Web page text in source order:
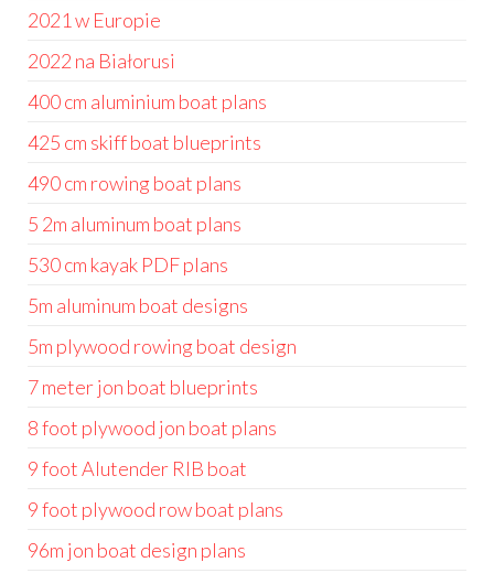
2021 w Europie
2022 na Białorusi
400 cm aluminium boat plans
425 cm skiff boat blueprints
490 cm rowing boat plans
5 2m aluminum boat plans
530 cm kayak PDF plans
5m aluminum boat designs
5m plywood rowing boat design
7 meter jon boat blueprints
8 foot plywood jon boat plans
9 foot Alutender RIB boat
9 foot plywood row boat plans
96m jon boat design plans